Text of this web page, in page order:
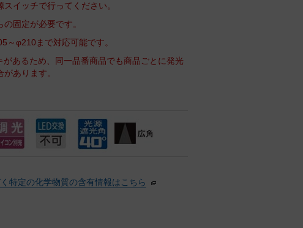
イッチで行ってください。
固定が必要です。
φ210まで対応可能です。
あるため、同一品番商品でも商品ごとに発光
あります。
特定の化学物質の含有情報はこちら